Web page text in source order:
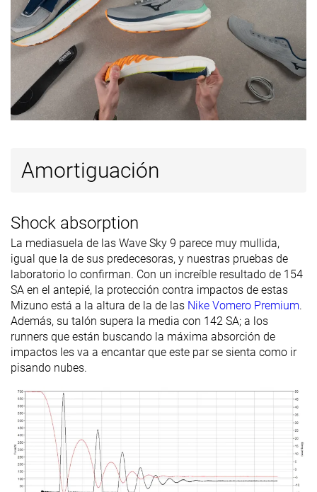
insole
Clasificación #79 Top 22% #181 #203 45%
Popularidad #187 Top 50% 30% inferior #239 36%
Amortiguación
Shock absorption
La mediasuela de las Wave Sky 9 parece muy mullida,
igual que la de sus predecesoras, y nuestras pruebas de
laboratorio lo confirman. Con un increíble resultado de 154
SA en el antepié, la protección contra impactos de estas
Mizuno está a la altura de la de las Nike Vomero Premium.
Además, su talón supera la media con 142 SA; a los
runners que están buscando la máxima absorción de
impactos les va a encantar que este par se sienta como ir
pisando nubes.